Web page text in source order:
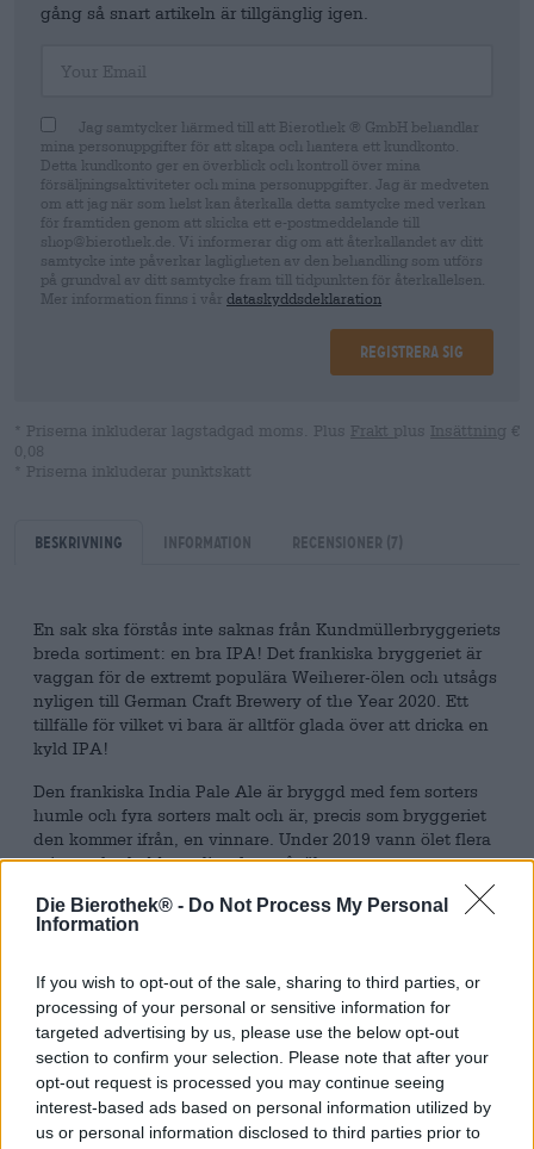
Die Bierothek® - Do Not Process My Personal
Information
If you wish to opt-out of the sale, sharing to third parties, or
processing of your personal or sensitive information for
targeted advertising by us, please use the below opt-out
section to confirm your selection. Please note that after your
opt-out request is processed you may continue seeing
interest-based ads based on personal information utilized by
us or personal information disclosed to third parties prior to
gång så snart artikeln är tillgänglig igen.
Jag samtycker härmed till att Bierothek ® GmbH behandlar
mina personuppgifter för att skapa och hantera ett kundkonto.
Detta kundkonto ger en överblick och kontroll över mina
försäljningsaktiviteter och mina personuppgifter. Jag är medveten
om att jag när som helst kan återkalla detta samtycke med verkan
för framtiden genom att skicka ett e-postmeddelande till
shop@bierothek.de. Vi informerar dig om att återkallandet av ditt
samtycke inte påverkar lagligheten av den behandling som utförs
på grundval av ditt samtycke fram till tidpunkten för återkallelsen.
Mer information finns i vår dataskyddsdeklaration
Registrera sig
* Priserna inkluderar lagstadgad moms. Plus Frakt plus Insättning €
0,08
* Priserna inkluderar punktskatt
Beskrivning Information Recensioner (7)
En sak ska förstås inte saknas från Kundmüllerbryggeriets
breda sortiment: en bra IPA! Det frankiska bryggeriet är
vaggan för de extremt populära Weiherer-ölen och utsågs
nyligen till German Craft Brewery of the Year 2020. Ett
tillfälle för vilket vi bara är alltför glada över att dricka en
kyld IPA!
Den frankiska India Pale Ale är bryggd med fem sorters
humle och fyra sorters malt och är, precis som bryggeriet
den kommer ifrån, en vinnare. Under 2019 vann ölet flera
priser och gladde otaliga fans såväl som
Cascade, Equinox, Huell Melon, Citra och Mosaic ger ölet
dess uppfriskande fruktiga karaktär, medan urvalet av
och delikata karamelltoner.
IPA:n från Kundmüller presenterar sig i en kopparröd
bärnstensfärgad ton i glaset och är dekorerad med en
liten krona av vitt, luftigt skum. En underbart humlig doft
stiger upp från skumhuvudet och kittlar näsan med toner
av syrlig grapefrukt och delikat kryddig tallharts. När den
dricks, verkar IPA initialt maltig och kysser tungan med